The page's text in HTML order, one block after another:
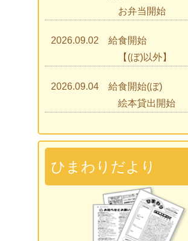
お弁当開始
2026.09.02 給食開始
【(ぼ)以外】
2026.09.04 給食開始(ぼ)
絵本貸出開始
2026.09.07 ひまわりであそぼう
2026.09.09 見学会
2026.09.15 入園説明会
2026.09.18 誕生日会
ひまわりだより